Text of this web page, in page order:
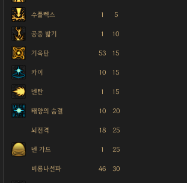
수플렉스 1 5
공중 밟기 1 10
기옥탄 53 15
카이 10 15
넨탄 1 15
태양의 숨결 10 20
뇌전격 18 25
넨 가드 1 25
비룡나선파 46 30